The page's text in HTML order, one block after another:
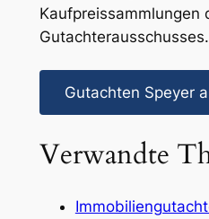
Kaufpreissammlungen
Gutachterausschusses.
Gutachten Speyer
Verwandte